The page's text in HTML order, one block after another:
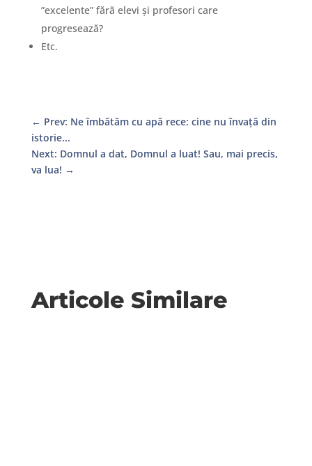
”excelente” fără elevi și profesori care
progresează?
Etc.
← Prev: Ne îmbătăm cu apă rece: cine nu învață din
istorie...
Next: Domnul a dat, Domnul a luat! Sau, mai precis,
va lua! →
Articole Similare